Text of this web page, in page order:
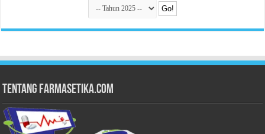
Tentang Farmasetika.com